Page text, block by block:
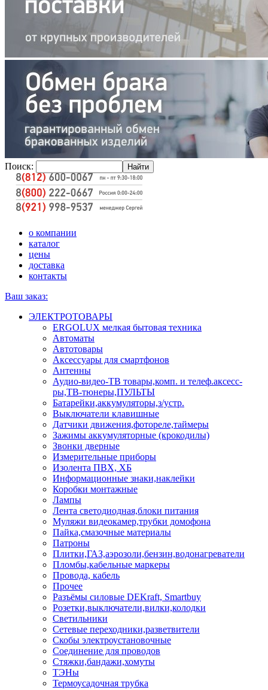
Поиск:
о компании
каталог
цены
доставка
контакты
Ваш заказ:
ЭЛЕКТРОТОВАРЫ
ERGOLUX мелкая бытовая техника
Автоматы
Автотовары
Аксессуары для смартфонов
Антенны
Аудио-видео-ТВ товары,комп. и телеф.аксесс-
ры,ТВ-тюнеры,ПУЛЬТЫ
Батарейки,аккумуляторы,з/устр.
Выключатели клавишные
Датчики движения,фотореле,таймеры
Зажимы аккумуляторные (крокодилы)
Звонки дверные
Измерительные приборы
Изолента ПВХ, ХБ
Информационные знаки,наклейки
Коробки монтажные
Лампы
Лента светодиодная,блоки питания
Муляжи видеокамер,трубки домофона
Пайка,смазочные материалы
Патроны
Плитки,ГАЗ,аэрозоли,бензин,водонагреватели
Пломбы,кабельные маркеры
Провода, кабель
Прочее
Разъёмы силовые DEKraft, Smartbuy
Розетки,выключатели,вилки,колодки
Светильники
Сетевые переходники,разветвители
Скобы электроустановочные
Соединение для проводов
Стяжки,бандажи,хомуты
ТЭНы
Термоусадочная трубка